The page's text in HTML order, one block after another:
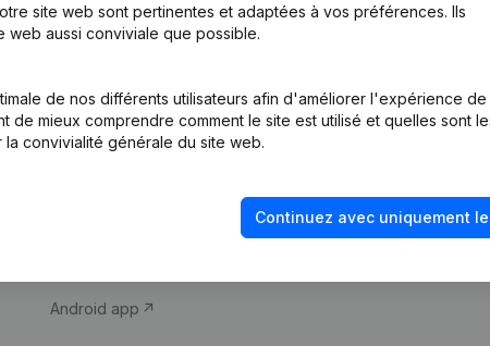
site web sont pertinentes et adaptées à vos préférences. Ils
aussi conviviale que possible.
de nos différents utilisateurs afin d'améliorer l'expérience de
de mieux comprendre comment le site est utilisé et quelles sont
convivialité générale du site web.
Continuez avec uniquement
Produit
d’entreprise
Monitoring
Android app
fraude
Consulter des comptes
Vérification de la solvabilité